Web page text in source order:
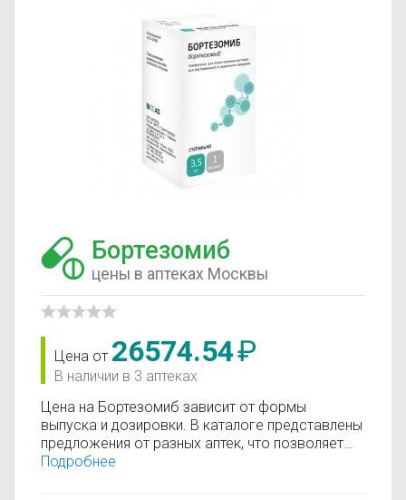
Бортезомиб
цены в аптеках Москвы
Цена от 26574.54₽
В наличии в 3 аптеках
Цена на Бортезомиб зависит от формы
выпуска и дозировки. В каталоге представлены
предложения от разных аптек, что позволяет
быстро найти, где купить Бортезомиб по
Подробнее